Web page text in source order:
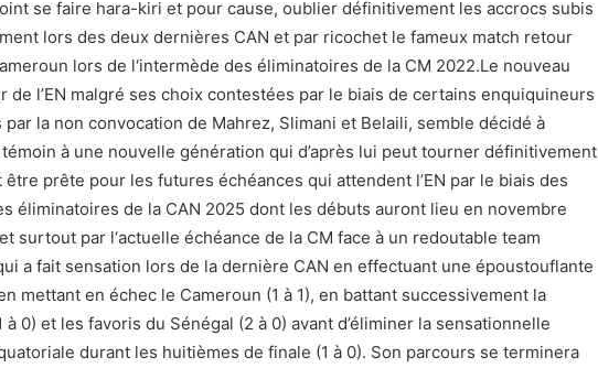
se faire hara-kiri et pour cause, oublier définitivement les accrocs subis
lors des deux dernières CAN et par ricochet le fameux match retour
lors de l‘intermède des éliminatoires de la CM 2022.Le nouveau
de l’EN malgré ses choix contestées par le biais de certains enquiquineurs
par la non convocation de Mahrez, Slimani et Belaili, semble décidé à
à une nouvelle génération qui d’après lui peut tourner définitivement
être prête pour les futures échéances qui attendent l’EN par le biais des
éliminatoires de la CAN 2025 dont les débuts auront lieu en novembre
surtout par l‘actuelle échéance de la CM face à un redoutable team
a fait sensation lors de la dernière CAN en effectuant une époustouflante
mettant en échec le Cameroun (1 à 1), en battant successivement la
à 0) et les favoris du Sénégal (2 à 0) avant d’éliminer la sensationnelle
durant les huitièmes de finale (1 à 0). Son parcours se terminera